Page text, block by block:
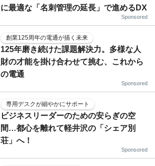
に最適な「名刺管理の延長」で進めるDX
Sponsored
創業125周年の電通が描く未来
125年磨き続けた課題解決力。多様な人
財の才能を掛け合わせて挑む、これから
の電通
Sponsored
専用デスクが細やかにサポート
ビジネスリーダーのための安らぎの空
間…都心を離れて軽井沢の「シェア別
荘」へ！
Sponsored